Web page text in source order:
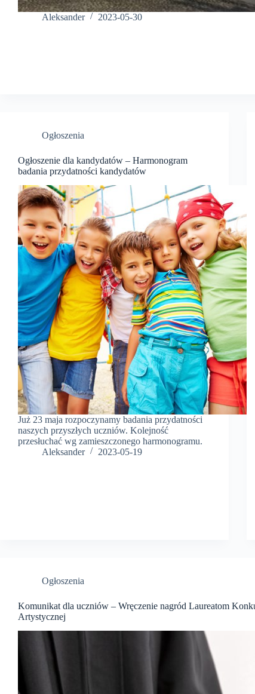
Aleksander 2023-05-30
Ogłoszenia
Ogłoszenie dla kandydatów – Harmonogram
badania przydatności kandydatów
Już 23 maja rozpoczynamy badania przydatności
naszych przyszłych uczniów. Kolejność
przesłuchać wg zamieszczonego harmonogramu.
Aleksander
2023-05-19
Ogłoszenia
Komunikat dla uczniów – Wręczenie nagród Laureatom
Artystycznej